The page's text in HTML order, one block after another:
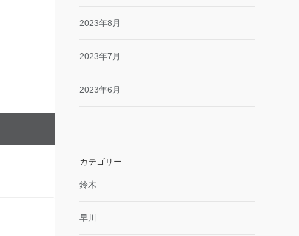
2023年8月
2023年7月
2023年6月
カテゴリー
鈴木
早川